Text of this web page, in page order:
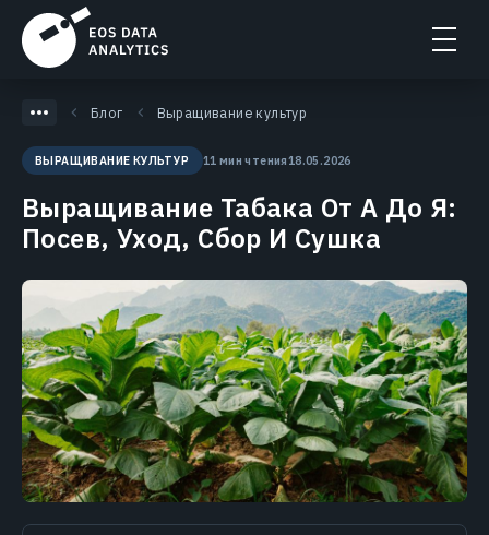
Блог Выращивание культур
ВЫРАЩИВАНИЕ КУЛЬТУР 11 мин чтения18.05.2026
Выращивание Табака От А До Я:
Посев, Уход, Сбор И Сушка